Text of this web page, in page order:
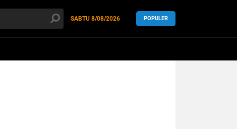
SABTU 8/08/2026 POPULER